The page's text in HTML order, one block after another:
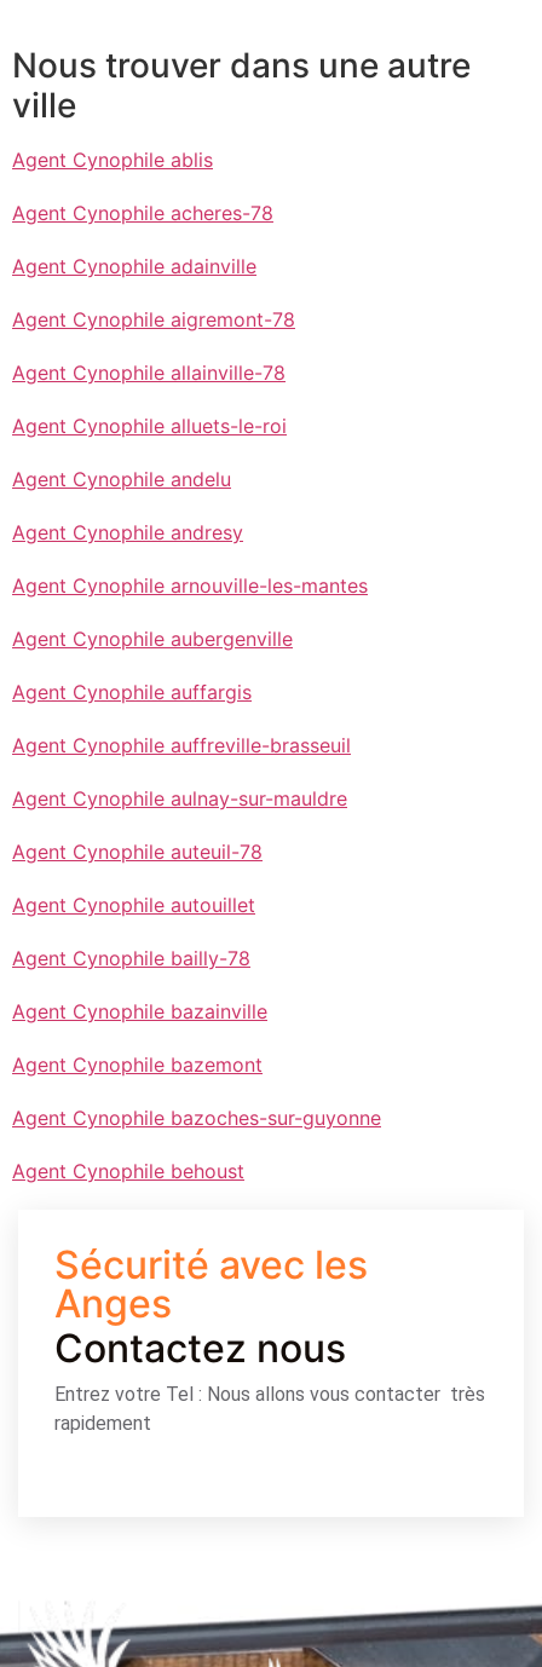
Nous trouver dans une autre
ville
Agent Cynophile ablis
Agent Cynophile acheres-78
Agent Cynophile adainville
Agent Cynophile aigremont-78
Agent Cynophile allainville-78
Agent Cynophile alluets-le-roi
Agent Cynophile andelu
Agent Cynophile andresy
Agent Cynophile arnouville-les-mantes
Agent Cynophile aubergenville
Agent Cynophile auffargis
Agent Cynophile auffreville-brasseuil
Agent Cynophile aulnay-sur-mauldre
Agent Cynophile auteuil-78
Agent Cynophile autouillet
Agent Cynophile bailly-78
Agent Cynophile bazainville
Agent Cynophile bazemont
Agent Cynophile bazoches-sur-guyonne
Agent Cynophile behoust
Sécurité avec les
Anges
Contactez nous
Entrez votre Tel : Nous allons vous contacter très
rapidement